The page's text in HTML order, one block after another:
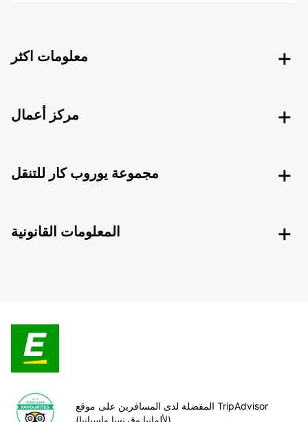
معلومات اكثر
مركز أعمال
مجموعة يوروب كار للتنقل
المعلومات القانونية
المفضلة لدى المسافرين على موقع TripAdvisor
(لألمانيا وفرنسا وإسبانيا)